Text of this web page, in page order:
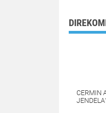
CERMIN